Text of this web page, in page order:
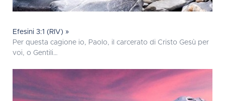
Efesini 3:1 (RIV) »
Per questa cagione io, Paolo, il carcerato di Cristo Gesù per
voi, o Gentili…